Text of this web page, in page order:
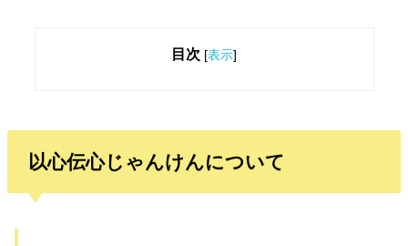
目次 [表示]
以心伝心じゃんけんについて